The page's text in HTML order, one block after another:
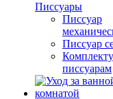
Писсуары
Писсуар
Писсуар
писсуарам